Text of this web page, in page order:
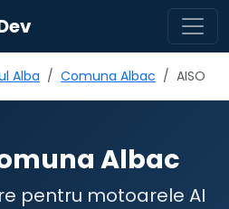
Alba Comuna Albac AISO
Albac
pentru motoarele AI